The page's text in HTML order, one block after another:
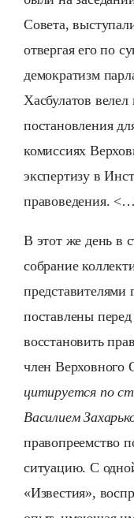
Совета,
отвергая его по
демократизм
Хасбулатов
постановления
комиссиях
экспертизу в
правоведения.
В этот же день в
собрание
представителями
поставлены
восстановить
член Верховного
цитируется по
Василием
правопреемство
ситуацию. С
«Известия»,